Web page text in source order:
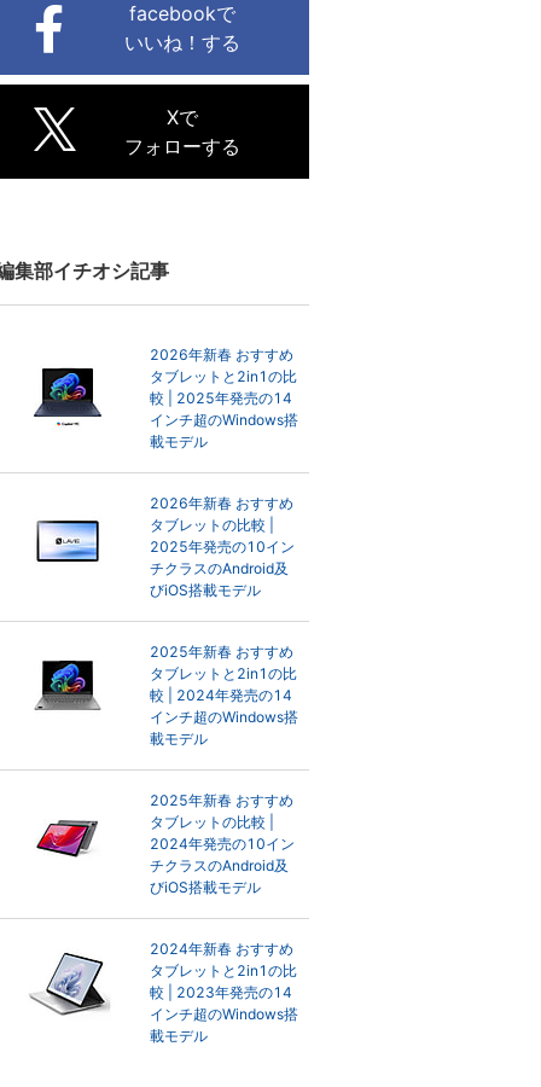
facebookで
いいね！する
Xで
フォローする
集部イチオシ記事
2026年新春 おすすめ
タブレットと2in1の比
較 | 2025年発売の14
インチ超のWindows搭
載モデル
2026年新春 おすすめ
タブレットの比較 |
2025年発売の10イン
チクラスのAndroid及
びiOS搭載モデル
2025年新春 おすすめ
タブレットと2in1の比
較 | 2024年発売の14
インチ超のWindows搭
載モデル
2025年新春 おすすめ
タブレットの比較 |
2024年発売の10イン
チクラスのAndroid及
びiOS搭載モデル
2024年新春 おすすめ
タブレットと2in1の比
較 | 2023年発売の14
インチ超のWindows搭
載モデル